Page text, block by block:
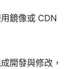
鏡像或 CDN
開發與修改，